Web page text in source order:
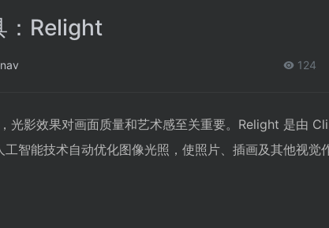
：Relight
124
光影效果对画面质量和艺术感至关重要。Relight 是由
智能技术自动优化图像光照，使照片、插画及其他视觉